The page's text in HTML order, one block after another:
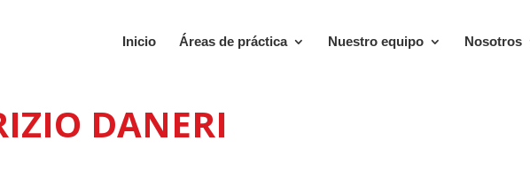
Inicio Áreas de práctica Nuestro equipo Nosotros
DANERI